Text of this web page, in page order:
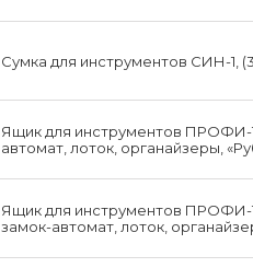
Сумка для инструментов СИН-1,
Ящик для инструментов ПРОФИ-
автомат, лоток, органайзеры,
Ящик для инструментов ПРОФИ-
замок-автомат, лоток,